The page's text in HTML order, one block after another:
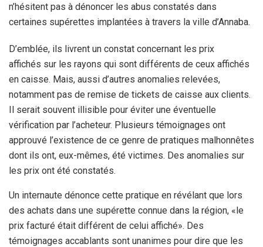
n’hésitent pas à dénoncer les abus constatés dans
certaines supérettes implantées à travers la ville d’Annaba.
D’emblée, ils livrent un constat concernant les prix
affichés sur les rayons qui sont différents de ceux affichés
en caisse. Mais, aussi d’autres anomalies relevées,
notamment pas de remise de tickets de caisse aux clients.
Il serait souvent illisible pour éviter une éventuelle
vérification par l’acheteur. Plusieurs témoignages ont
approuvé l’existence de ce genre de pratiques malhonnêtes
dont ils ont, eux-mêmes, été victimes. Des anomalies sur
les prix ont été constatés.
Un internaute dénonce cette pratique en révélant que lors
des achats dans une supérette connue dans la région, «le
prix facturé était différent de celui affiché». Des
témoignages accablants sont unanimes pour dire que les